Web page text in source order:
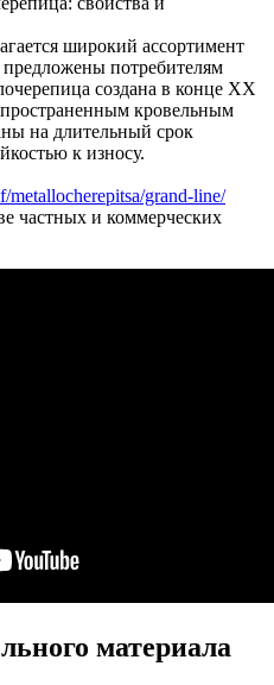
широкий ассортимент
потребителям
создана в конце ХХ
кровельным
на длительный срок
к износу.
metallocherepitsa/grand-line/
частных и коммерческих
материала